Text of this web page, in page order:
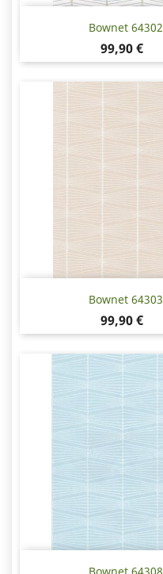
Bownet 64302
Hinta
99,90 €
Bownet 64303
Hinta
99,90 €